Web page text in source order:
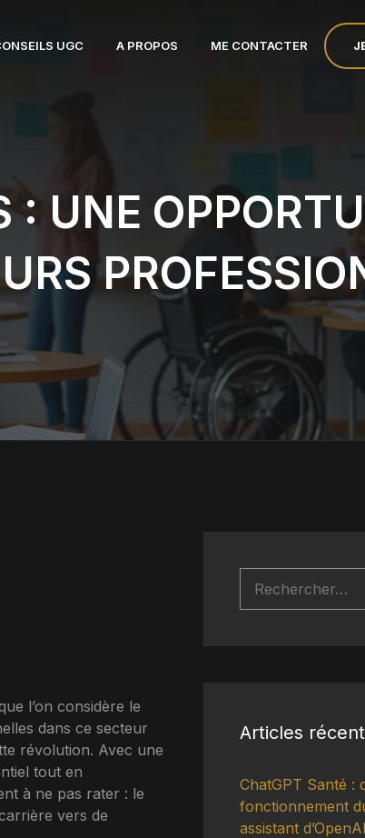
UGC A PROPOS ME CONTACTER
: UNE
l’on considère le
dans ce secteur
révolution. Avec une
tout en
à ne pas rater : le
vers de
Articles
ChatGPT Santé :
fonctionnement
assistant